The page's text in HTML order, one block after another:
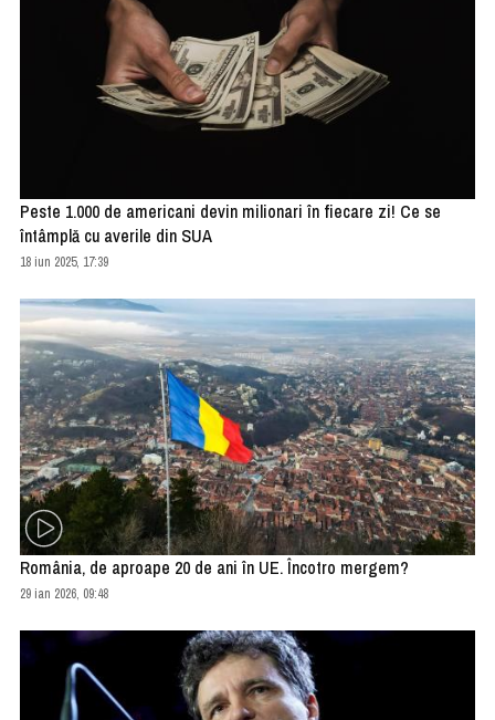
Peste 1.000 de americani devin milionari în fiecare zi! Ce se
întâmplă cu averile din SUA
18 iun 2025, 17:39
România, de aproape 20 de ani în UE. Încotro mergem?
29 ian 2026, 09:48